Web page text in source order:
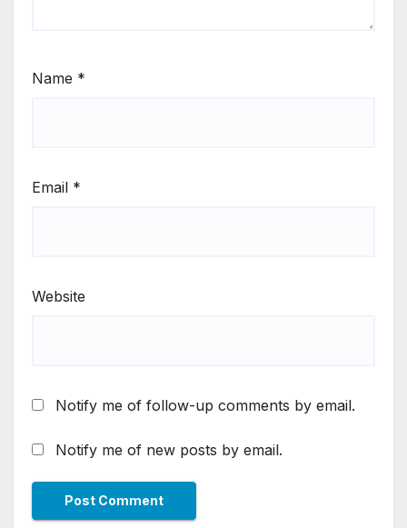
Name *
Email *
Website
Notify me of follow-up comments by email.
Notify me of new posts by email.